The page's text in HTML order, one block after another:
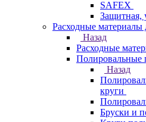
SAFEX
Защитная,
Расходные материалы
Назад
Расходные
Полировальные
Назад
круги
Бруски и